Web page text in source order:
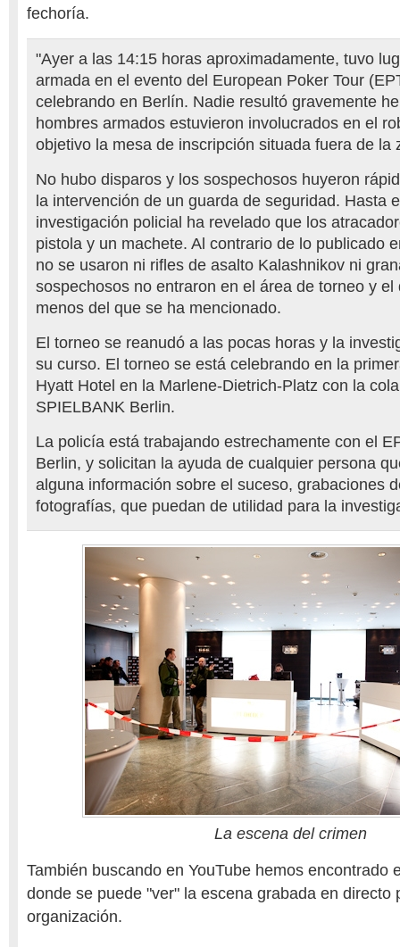
fechoría.
"Ayer a las 14:15 horas aproximadamente, tuvo
armada en el evento del European Poker Tour
celebrando en Berlín. Nadie resultó gravemente
hombres armados estuvieron involucrados en el
objetivo la mesa de inscripción situada fuera de la
No hubo disparos y los sospechosos huyeron
la intervención de un guarda de seguridad. Hasta
investigación policial ha revelado que los
pistola y un machete. Al contrario de lo publicado
no se usaron ni rifles de asalto Kalashnikov ni
sospechosos no entraron en el área de torneo y
menos del que se ha mencionado.
El torneo se reanudó a las pocas horas y la
su curso. El torneo se está celebrando en la
Hyatt Hotel en la Marlene-Dietrich-Platz con la
SPIELBANK Berlin.
La policía está trabajando estrechamente con el
Berlin, y solicitan la ayuda de cualquier persona
alguna información sobre el suceso, grabaciones
fotografías, que puedan de utilidad para la
La escena del crimen
También buscando en YouTube hemos encontrado
donde se puede "ver" la escena grabada en directo
organización.